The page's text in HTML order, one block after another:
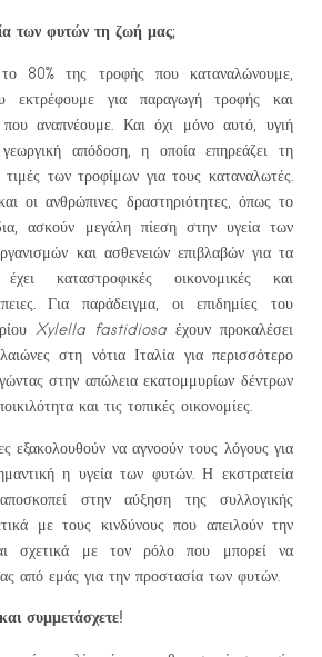
των φυτών τη ζωή μας;
80% της τροφής που καταναλώνουμε,
για παραγωγή τροφής και
αναπνέουμε. Και όχι μόνο αυτό, υγιή
απόδοση, η οποία επηρεάζει τη
τιμές των τροφίμων για τους καταναλωτές.
οι ανθρώπινες δραστηριότητες, όπως το
ασκούν μεγάλη πίεση στην υγεία των
και ασθενειών επιβλαβών για τα
καταστροφικές οικονομικές και
Για παράδειγμα, οι επιδημίες του
Xylella fastidiosa έχουν προκαλέσει
στη νότια Ιταλία για περισσότερο
στην απώλεια εκατομμυρίων δέντρων
και τις τοπικές οικονομίες.
εξακολουθούν να αγνοούν τους λόγους για
η υγεία των φυτών. Η εκστρατεία
στην αύξηση της συλλογικής
με τους κινδύνους που απειλούν την
σχετικά με τον ρόλο που μπορεί να
από εμάς για την προστασία των φυτών.
συμμετάσχετε!